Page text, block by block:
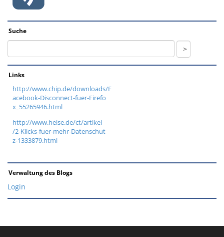
Suche
Links
http://www.chip.de/downloads/F
acebook-Disconnect-fuer-Firefo
x_55265946.html
http://www.heise.de/ct/artikel
/2-Klicks-fuer-mehr-Datenschut
z-1333879.html
Verwaltung des Blogs
Login